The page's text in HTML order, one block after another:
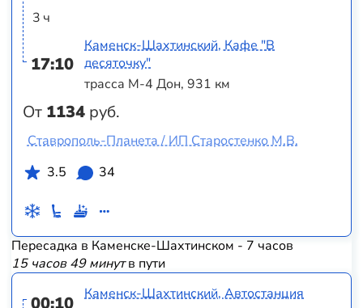
3 ч
17:10
От 1134 руб.
Каменск-Шахтинский, Кафе "В
десяточку"
трасса М-4 Дон, 931 км
Ставрополь-Планета / ИП Старостенко М.В.
3.5
34
Пересадка в Каменске-Шахтинском - 7 часов
15 часов 49 минутв пути
00:10
Каменск-Шахтинский, Автостанция